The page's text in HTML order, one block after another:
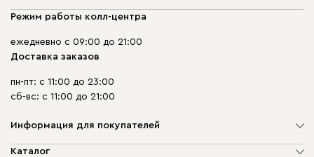
Режим работы колл-центра
ежедневно с 09:00 до 21:00
Доставка заказов
пн-пт: с 11:00 до 23:00
сб-вс: с 11:00 до 21:00
Информация для покупателей
О компании
Каталог